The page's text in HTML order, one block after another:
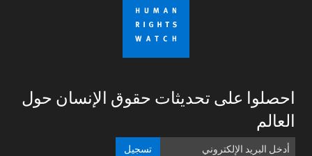
احصلوا على تحديثات حقوق الإنسان حول
العالم
تسجيل